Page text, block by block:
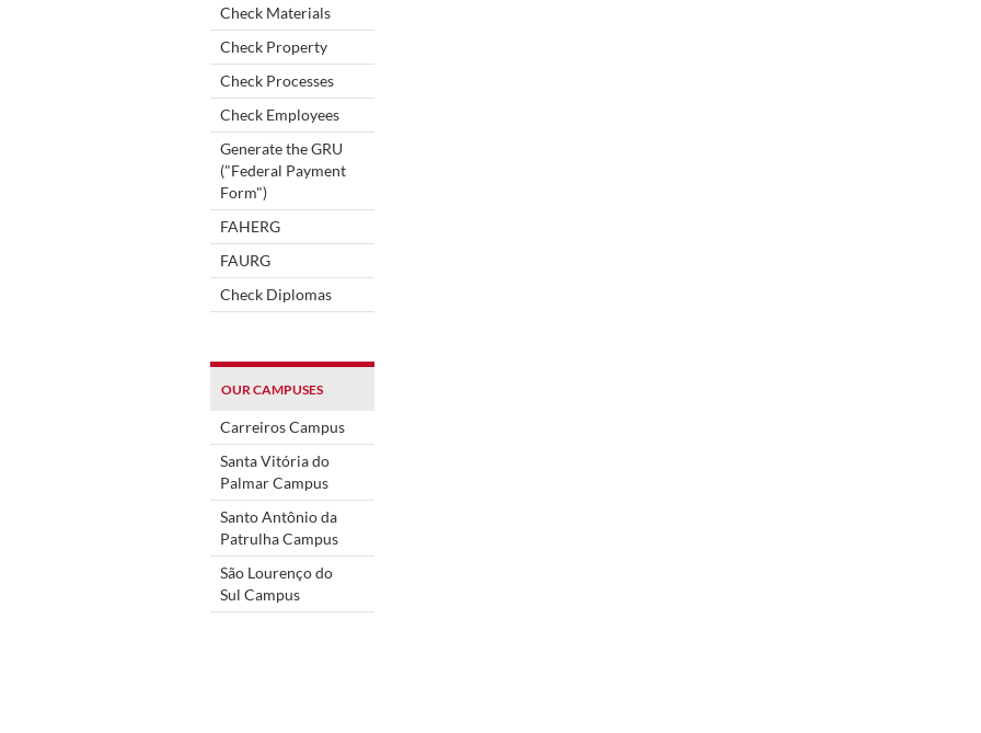
Check Materials
Check Property
Check Processes
Check Employees
Generate the GRU
("Federal Payment
Form")
FAHERG
FAURG
Check Diplomas
OUR CAMPUSES
Carreiros Campus
Santa Vitória do
Palmar Campus
Santo Antônio da
Patrulha Campus
São Lourenço do
Sul Campus